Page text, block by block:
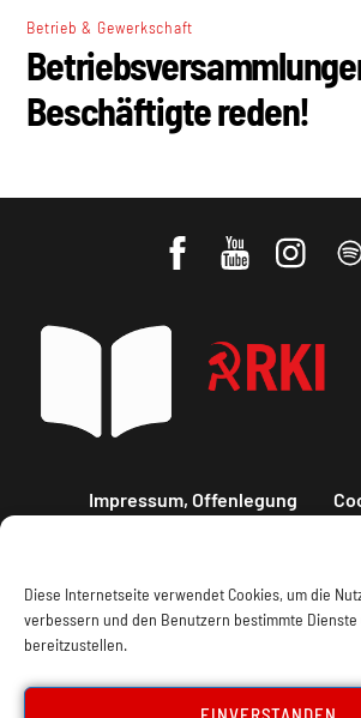
Diese Internetseite verwendet Cookies, um die
verbessern und den Benutzern bestimmte
bereitzustellen.
Betrieb & Gewerkschaft
Beschäftigte reden!
Impressum, Offenlegung